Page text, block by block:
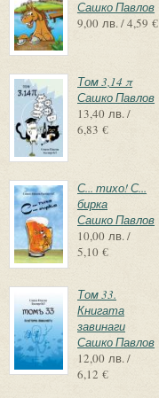
Сашко Павлов
9,00 лв. / 4,59 €
Том 3,14 π
Сашко Павлов
13,40 лв. /
6,83 €
С... тихо! С...
бирка
Сашко Павлов
10,00 лв. /
5,10 €
Том 33.
Книгата
завинаги
Сашко Павлов
12,00 лв. /
6,12 €